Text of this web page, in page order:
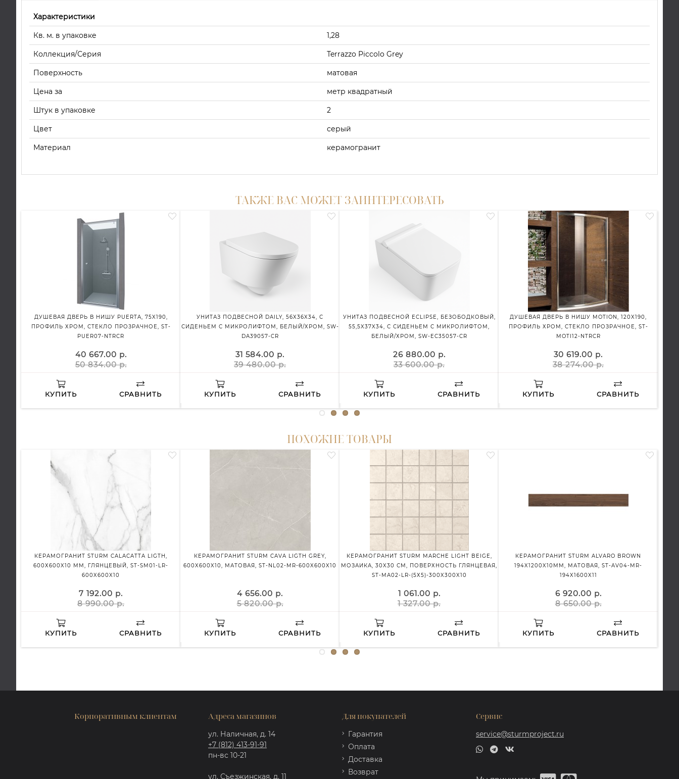
Характеристики
Кв. м. в упаковке 1,28
Коллекция/Серия Terrazzo Piccolo Grey
Поверхность матовая
Цена за метр квадратный
Штук в упаковке 2
Цвет серый
Материал керамогранит
ТАКЖЕ ВАС МОЖЕТ ЗАИНТЕРЕСОВАТЬ
ДУШЕВАЯ ДВЕРЬ В НИШУ PUERTA, 75X190,
ПРОФИЛЬ ХРОМ, СТЕКЛО ПРОЗРАЧНОЕ, ST-
PUER07-NTRCR
40 667.00 р.
50 834.00 р.
КУПИТЬ СРАВНИТЬ
УНИТАЗ ПОДВЕСНОЙ DAILY, 56X36X34, С
СИДЕНЬЕМ С МИКРОЛИФТОМ, БЕЛЫЙ/ХРОМ, SW-
DA39057-CR
31 584.00 р.
39 480.00 р.
КУПИТЬ СРАВНИТЬ
УНИТАЗ ПОДВЕСНОЙ ECLIPSE, БЕЗОБОДКОВЫЙ,
55,5X37X34, С СИДЕНЬЕМ С МИКРОЛИФТОМ,
БЕЛЫЙ/ХРОМ, SW-EC35057-CR
26 880.00 р.
33 600.00 р.
КУПИТЬ СРАВНИТЬ
ДУШЕВАЯ ДВЕРЬ В НИШУ MOTION, 120X190,
ПРОФИЛЬ ХРОМ, СТЕКЛО ПРОЗРАЧНОЕ, ST-
MOTI12-NTRCR
30 619.00 р.
38 274.00 р.
КУПИТЬ СРАВНИТЬ
ПОХОЖИЕ ТОВАРЫ
КЕРАМОГРАНИТ STURM CALACATTA LIGTH,
600Х600X10 ММ, ГЛЯНЦЕВЫЙ, ST-SM01-LR-
600X600X10
7 192.00 р.
8 990.00 р.
КУПИТЬ СРАВНИТЬ
КЕРАМОГРАНИТ STURM CAVA LIGTH GREY,
600X600X10, МАТОВАЯ, ST-NL02-MR-600X600X10
4 656.00 р.
5 820.00 р.
КУПИТЬ СРАВНИТЬ
КЕРАМОГРАНИТ STURM MARCHE LIGHT BEIGE,
МОЗАИКА, 30X30 СМ, ПОВЕРХНОСТЬ ГЛЯНЦЕВАЯ,
ST-MA02-LR-(5Х5)-300X300X10
1 061.00 р.
1 327.00 р.
КУПИТЬ СРАВНИТЬ
КЕРАМОГРАНИТ STURM ALVARO BROWN
194X1200X10ММ, МАТОВАЯ, ST-AV04-MR-
194X1600X11
6 920.00 р.
8 650.00 р.
КУПИТЬ СРАВНИТЬ
Корпоративным клиентам Адреса магазинов
ул. Наличная, д. 14
+7 (812) 413-91-91
пн-вс 10-21
ул. Съезжинская, д. 11
Для покупателей
Гарантия
Оплата
Доставка
Возврат
Сервис
service@sturmproject.ru